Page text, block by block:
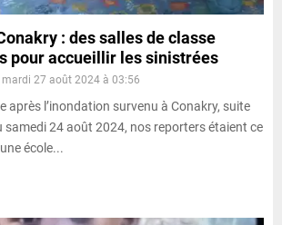
: des salles de classe
pour accueillir les sinistrées
mardi 27 août 2024 à 03:56
après l’inondation survenu à Conakry, suite
samedi 24 août 2024, nos reporters étaient ce
école...